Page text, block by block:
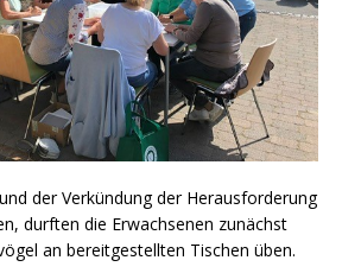
der Verkündung der Herausforderung
durften die Erwachsenen zunächst
an bereitgestellten Tischen üben.